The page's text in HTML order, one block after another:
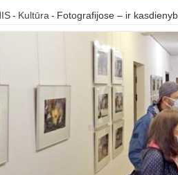
- Kultūra - Fotografijose – ir